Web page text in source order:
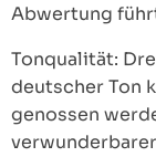
Abwertung
Tonqualität:
deutscher Ton
genossen